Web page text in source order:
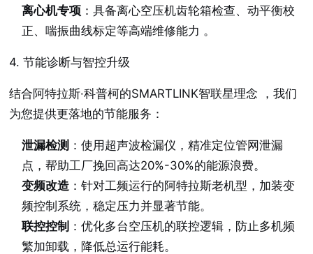
离心机专项 ：具备离心空压机齿轮箱检查、动平衡校
正、喘振曲线标定等高端维修能力 。
4. 节能诊断与智控升级
结合阿特拉斯·科普柯的SMARTLINK智联星理念
，我们
为您提供更落地的节能服务：
泄漏检测 ：使用超声波检漏仪，精准定位管网泄漏
点，帮助工厂挽回高达20%-30%的能源浪费。
变频改造 ：针对工频运行的阿特拉斯老机型，加装变
频控制系统，稳定压力并显著节能。
联控控制 ：优化多台空压机的联控逻辑，防止多机频
繁加卸载，降低总运行能耗。